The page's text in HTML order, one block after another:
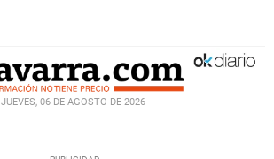
JUEVES, 06 DE AGOSTO DE 2026